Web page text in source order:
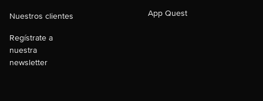
Nuestros clientes
Regístrate a
nuestra
newsletter
App Quest